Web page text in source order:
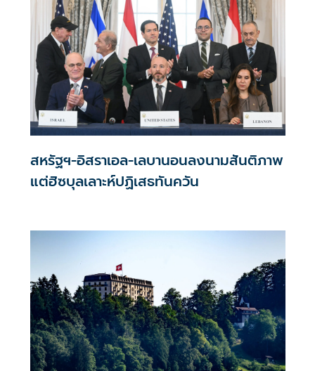
สหรัฐฯ-อิสราเอล-เลบานอนลงนามสันติภาพ
แต่ฮิซบุลเลาะห์ปฏิเสธทันควัน